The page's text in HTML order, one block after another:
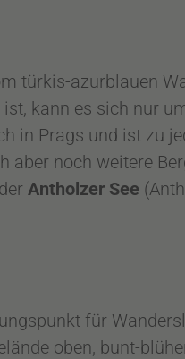
türkis-azurblauen
kann es sich nur
in Prags und ist zu
noch weitere
Antholzer See
für
oben, bunt-